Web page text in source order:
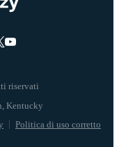
riservati
Politica di uso corretto